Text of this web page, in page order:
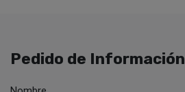
Pedido de Información